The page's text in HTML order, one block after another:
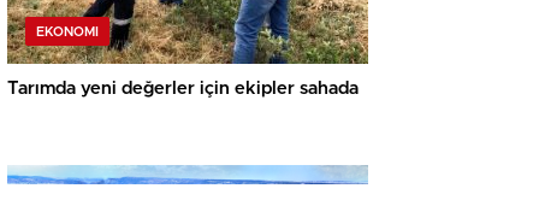
EKONOMI
Tarımda yeni değerler için ekipler sahada